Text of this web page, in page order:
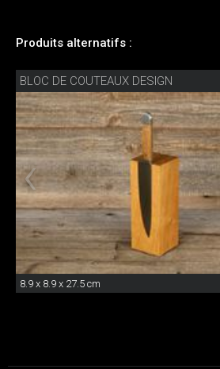
Produits alternatifs :
BLOC DE COUTEAUX DESIGN
8.9 x 8.9 x 27.5 cm